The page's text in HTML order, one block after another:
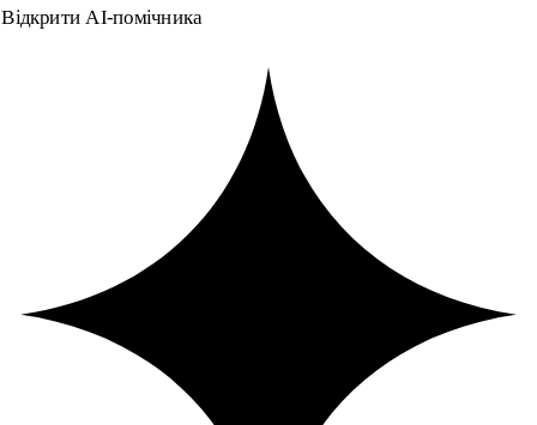
Відкрити AI-помічника